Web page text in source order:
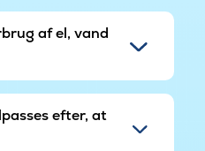
af el, vand
efter, at